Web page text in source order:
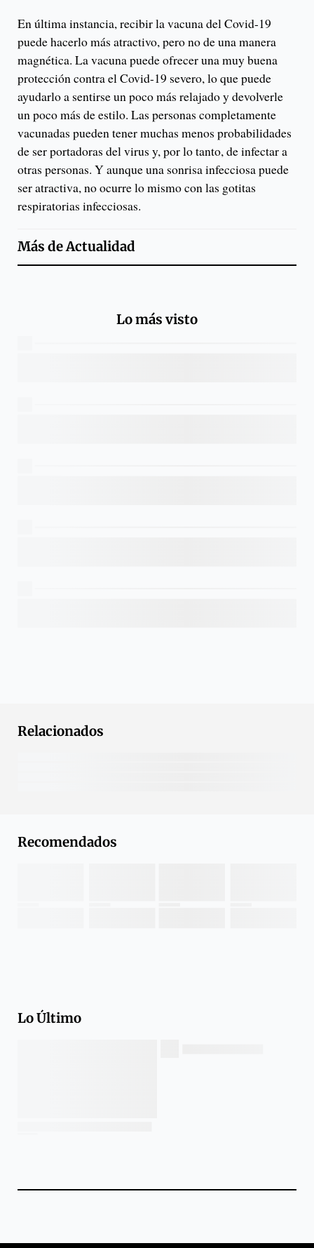
En última instancia, recibir la vacuna del Covid-19
puede hacerlo más atractivo, pero no de una manera
magnética. La vacuna puede ofrecer una muy buena
protección contra el Covid-19 severo, lo que puede
ayudarlo a sentirse un poco más relajado y devolverle
un poco más de estilo. Las personas completamente
vacunadas pueden tener muchas menos probabilidades
de ser portadoras del virus y, por lo tanto, de infectar a
otras personas. Y aunque una sonrisa infecciosa puede
ser atractiva, no ocurre lo mismo con las gotitas
respiratorias infecciosas.
Más deActualidad
Lo más visto
Relacionados
Recomendados
Lo Último